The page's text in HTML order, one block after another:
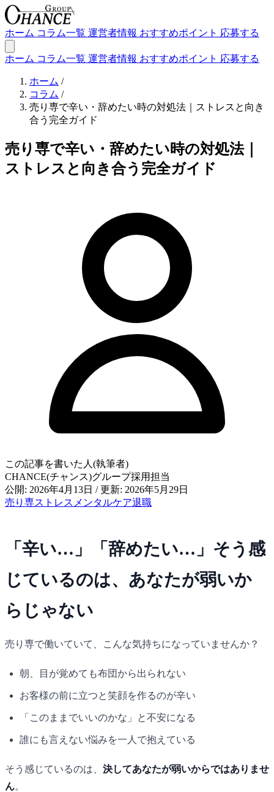
ホーム コラム一覧 運営者情報 おすすめポイント 応募する
ホーム コラム一覧 運営者情報 おすすめポイント 応募する
ホーム /
コラム /
売り専で辛い・辞めたい時の対処法｜ストレスと向き
合う完全ガイド
売り専で辛い・辞めたい時の対処法｜
ストレスと向き合う完全ガイド
この記事を書いた人(執筆者)
CHANCE(チャンス)グループ採用担当
公開: 2026年4月13日 / 更新: 2026年5月29日
売り専ストレス メンタルケア退職
「辛い…」「辞めたい…」そう感
じているのは、あなたが弱いか
らじゃない
売り専で働いていて、こんな気持ちになっていませんか？
朝、目が覚めても布団から出られない
お客様の前に立つと笑顔を作るのが辛い
「このままでいいのかな」と不安になる
誰にも言えない悩みを一人で抱えている
そう感じているのは、 決してあなたが弱いからではありませ
ん。